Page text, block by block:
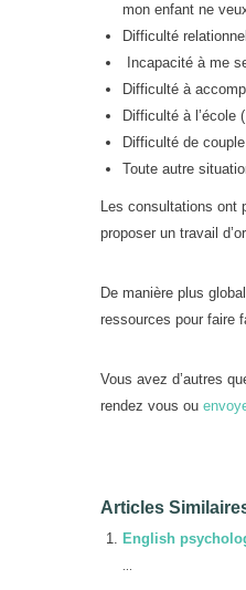
mon enfant ne
Difficulté
Incapacité à me
Difficulté à
Difficulté à
Difficulté de
Toute autre
Les consultations ont
proposer un travail
De manière plus
ressources pour faire
Vous avez d’autres
rendez vous ou
Articles
English